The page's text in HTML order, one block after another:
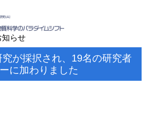
知らせ
が採択され、19名の研究者
に加わりました